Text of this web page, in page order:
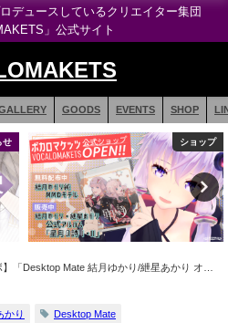
デュースしているクリエイター集団
」公式サイト
GOODS EVENTS SHOP
せ ショップ
】「Desktop Mate 結月ゆかり/紲星あかり オリ
かり Desktop Mate